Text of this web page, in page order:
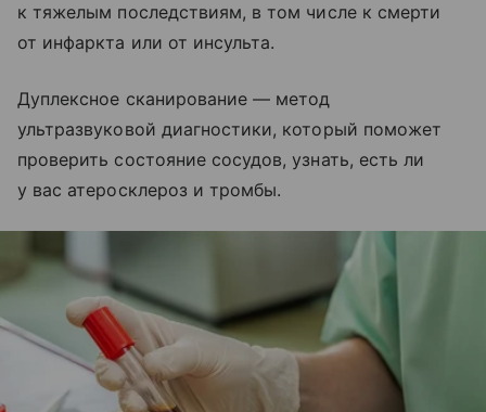
к тяжелым последствиям, в том числе к смерти
от инфаркта или от инсульта.
Дуплексное сканирование — метод
ультразвуковой диагностики, который поможет
проверить состояние сосудов, узнать, есть ли
у вас атеросклероз и тромбы.